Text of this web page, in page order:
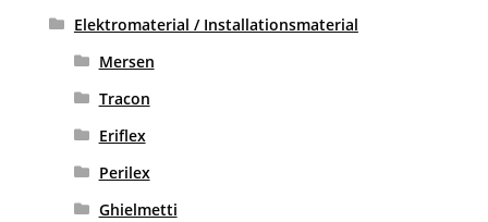
Elektromaterial / Installationsmaterial
Mersen
Tracon
Eriflex
Perilex
Ghielmetti